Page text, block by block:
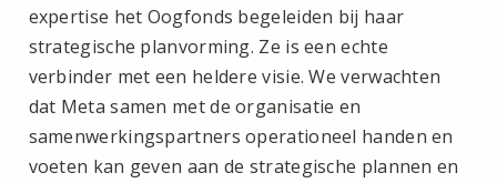
expertise het Oogfonds begeleiden bij haar
strategische planvorming. Ze is een echte
verbinder met een heldere visie. We verwachten
dat Meta samen met de organisatie en
samenwerkingspartners operationeel handen en
voeten kan geven aan de strategische plannen en